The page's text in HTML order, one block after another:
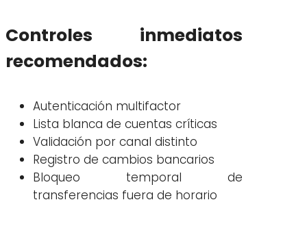
Controles inmediatos
recomendados:
Autenticación multifactor
Lista blanca de cuentas críticas
Validación por canal distinto
Registro de cambios bancarios
Bloqueo temporal de
transferencias fuera de horario